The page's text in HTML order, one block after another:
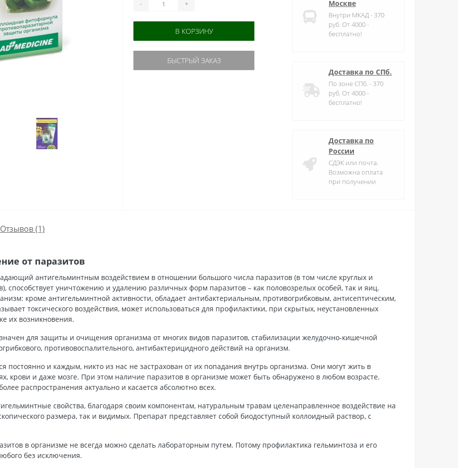
- +
В КОРЗИНУ
БЫСТРЫЙ ЗАКАЗ
Москве
Внутри МКАД - 370
руб. От 4000 -
бесплатно!
Доставка по СПб.
По зоне СПб. - 370
руб. От 4000 -
бесплатно!
Доставка по
России
СДЭК или почта.
Возможна оплата
при получении
Отзывов (1)
от паразитов
антигельминтным воздействием в отношении большого числа паразитов (в том числе круглых и
способствует уничтожению и удалению различных форм паразитов – как половозрелых особей, так и яиц.
кроме антигельминтной активности, обладает антибактериальным, противогрибковым, антисептическим,
токсического воздействия, может использоваться для профилактики, при скрытых, неустановленных
их возникновения.
для защиты и очищения организма от многих видов паразитов, стабилизации желудочно-кишечной
противовоспалительного, антибактерицидного действий на организм.
постоянно и каждым, никто из нас не застрахован от их попадания внутрь организма. Они могут жить в
крови и даже мозге. При этом наличие паразитов в организме может быть обнаружено в любом возрасте.
распространения актуально и касается абсолютно всех.
свойства, благодаря своим компонентам, натуральным травам целенаправленное воздействие на
размера, так и видимых. Препарат представляет собой биодоступный коллоидный раствор, с
в организме не всегда можно сделать лабораторным путем. Потому профилактика гельминтоза и его
без исключения.